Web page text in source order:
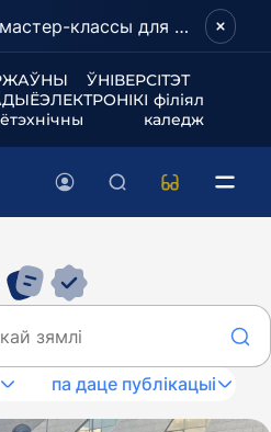
Обучающие курсы и мастер-классы для школьников и абитуриентов!
ЎНІВЕРСІТЭТ
філіял
каледж
зямлі
па даце публікацыі